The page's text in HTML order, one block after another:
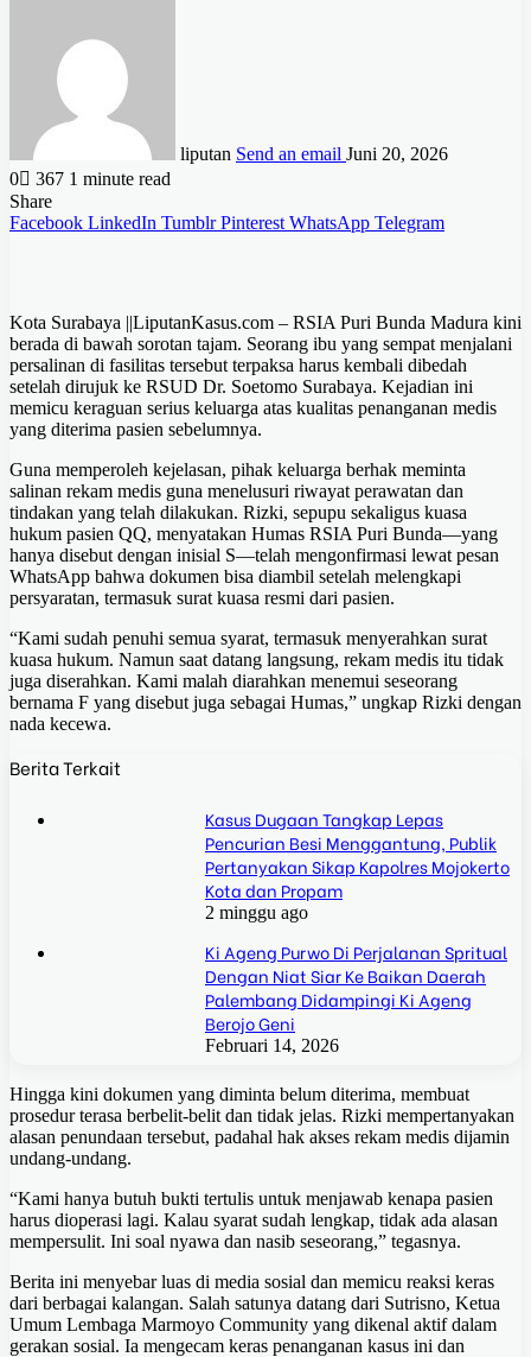
liputan Send an email Juni 20, 2026
0
367 1 minute read
Share
Facebook LinkedIn Tumblr Pinterest WhatsApp Telegram
Kota Surabaya ||LiputanKasus.com – RSIA Puri Bunda Madura kini
berada di bawah sorotan tajam. Seorang ibu yang sempat menjalani
persalinan di fasilitas tersebut terpaksa harus kembali dibedah
setelah dirujuk ke RSUD Dr. Soetomo Surabaya. Kejadian ini
memicu keraguan serius keluarga atas kualitas penanganan medis
yang diterima pasien sebelumnya.
Guna memperoleh kejelasan, pihak keluarga berhak meminta
salinan rekam medis guna menelusuri riwayat perawatan dan
tindakan yang telah dilakukan. Rizki, sepupu sekaligus kuasa
hukum pasien QQ, menyatakan Humas RSIA Puri Bunda—yang
hanya disebut dengan inisial S—telah mengonfirmasi lewat pesan
WhatsApp bahwa dokumen bisa diambil setelah melengkapi
persyaratan, termasuk surat kuasa resmi dari pasien.
“Kami sudah penuhi semua syarat, termasuk menyerahkan surat
kuasa hukum. Namun saat datang langsung, rekam medis itu tidak
juga diserahkan. Kami malah diarahkan menemui seseorang
bernama F yang disebut juga sebagai Humas,” ungkap Rizki dengan
nada kecewa.
Berita Terkait
Kasus Dugaan Tangkap Lepas
Pencurian Besi Menggantung, Publik
Pertanyakan Sikap Kapolres Mojokerto
Kota dan Propam
2 minggu ago
Ki Ageng Purwo Di Perjalanan Spritual
Dengan Niat Siar Ke Baikan Daerah
Palembang Didampingi Ki Ageng
Berojo Geni
Februari 14, 2026
Hingga kini dokumen yang diminta belum diterima, membuat
prosedur terasa berbelit-belit dan tidak jelas. Rizki mempertanyakan
alasan penundaan tersebut, padahal hak akses rekam medis dijamin
undang‑undang.
“Kami hanya butuh bukti tertulis untuk menjawab kenapa pasien
harus dioperasi lagi. Kalau syarat sudah lengkap, tidak ada alasan
mempersulit. Ini soal nyawa dan nasib seseorang,” tegasnya.
Berita ini menyebar luas di media sosial dan memicu reaksi keras
dari berbagai kalangan. Salah satunya datang dari Sutrisno, Ketua
Umum Lembaga Marmoyo Community yang dikenal aktif dalam
gerakan sosial. Ia mengecam keras penanganan kasus ini dan